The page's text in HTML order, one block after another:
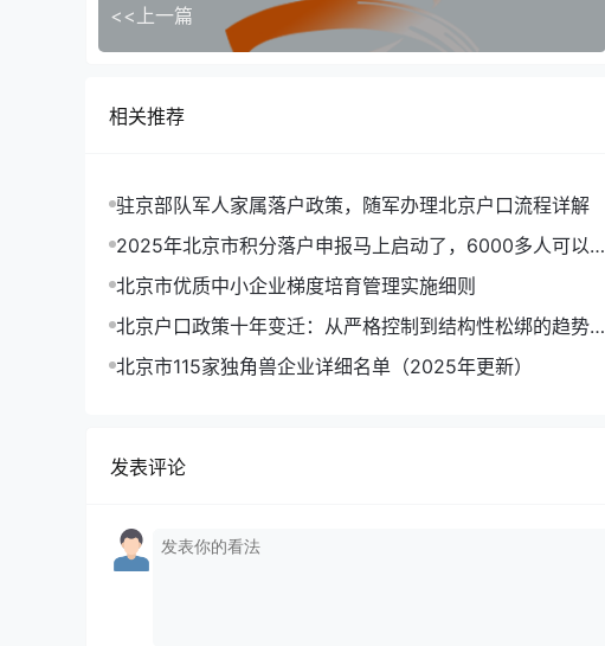
<<上一篇
相关推荐
驻京部队军人家属落户政策，随军办理北京户口流程详解
2025年北京市积分落户申报马上启动了，6000多人可以拿
到北京户口
北京市优质中小企业梯度培育管理实施细则
北京户口政策十年变迁：从严格控制到结构性松绑的趋势分
析
北京市115家独角兽企业详细名单（2025年更新）
发表评论